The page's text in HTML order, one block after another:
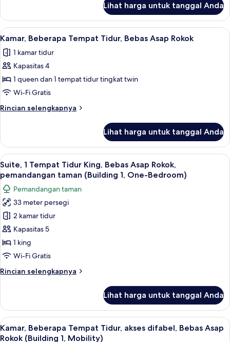
Asap
Rokok,
pemandangan
kolam
renang
(Building
2)
Kamar
Deluks,
1
Tidur
King,
Asap
Rokok,
kolam
Lihat harga untuk tanggal Anda
Lihat
semua
foto
untuk
Kamar,
Beberapa
Tempat
Tidur,
Asap
Rokok
Kamar, Beberapa Tempat Tidur,
14
Kamar, Beberapa Tempat Tidur, Bebas Asap Rokok
1 kamar tidur
Kapasitas 4
1 queen dan 1 tempat tidur tingkat twin
Wi-Fi Gratis
Rincian selengkapnya
Rincian
Kamar,
Beberapa
Tempat
Tidur,
Bebas
Asap
Rokok
Lihat harga untuk tanggal Anda
Lihat
semua
foto
untuk
Suite,
Tempat
Tidur
King,
Asap
taman
(Building
1,
Suite, 1 Tempat Tidur King, Bebas
12
Suite, 1 Tempat Tidur King, Bebas Asap Rokok,
pemandangan taman (Building 1, One-Bedroom)
Pemandangan taman
33 meter persegi
2 kamar tidur
Kapasitas 5
1 king
Wi-Fi Gratis
Rincian selengkapnya
Rincian
Suite,
Tempat
Tidur
Lihat harga untuk tanggal Anda
Lihat
semua
Bantalan ekstra lembut, brankas, dan
17
Kamar, Beberapa Tempat Tidur, akses difabel, Bebas Asap
Rokok (Building 1, Mobility)